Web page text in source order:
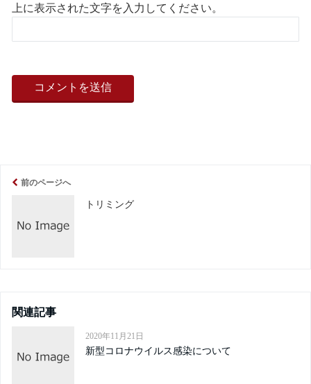
上に表示された文字を入力してください。
前のページへ
トリミング
関連記事
2020年11月21日
新型コロナウイルス感染について